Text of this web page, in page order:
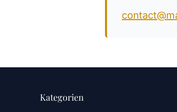
Kategorien